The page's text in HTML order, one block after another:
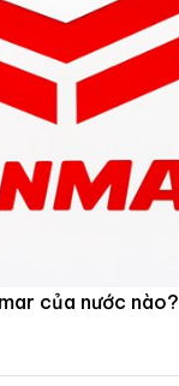
của nước nào?